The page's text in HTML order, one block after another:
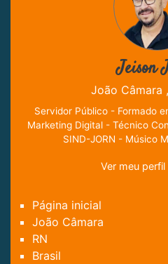
Jeison
João Câmara
Servidor Público - Formado
Marketing Digital - Técnico
SIND-JORN - Músico
Ver meu
Página inicial
João Câmara
RN
Brasil